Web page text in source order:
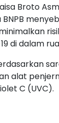
Broto
di dalam
alat
C (UVC).